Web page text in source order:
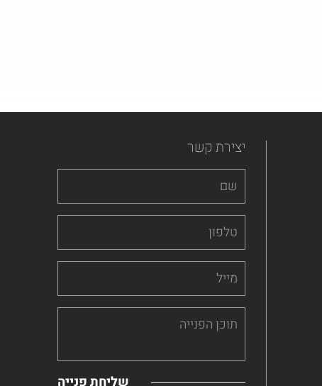
יצירת קשר